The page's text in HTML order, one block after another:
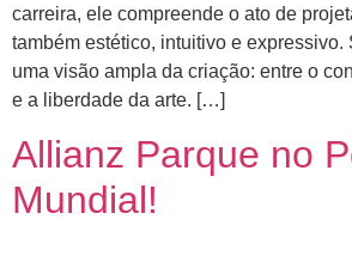
carreira, ele compreende o ato de
também estético, intuitivo e expressivo.
uma visão ampla da criação: entre o
e a liberdade da arte. […]
Allianz Parque no
Mundial!